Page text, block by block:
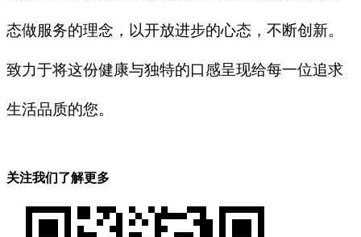
态做服务的理念，以开放进步的心态，不断创新。
致力于将这份健康与独特的口感呈现给每一位追求
生活品质的您。
关注我们了解更多